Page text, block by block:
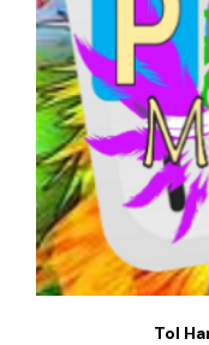
Tol